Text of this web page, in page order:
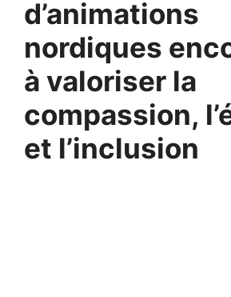
d’animations
nordiques
à valoriser la
compassion,
et l’inclusion